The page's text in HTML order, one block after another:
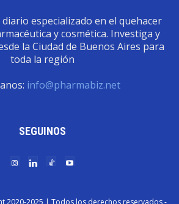
especializado en el quehacer
y cosmética. Investiga y
la Ciudad de Buenos Aires para
toda la región
info@pharmabiz.net
SEGUINOS
2020-2025 | Todos los derechos reservados -